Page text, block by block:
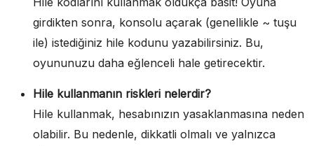
girdikten sonra, konsolu açarak (genellikle ~ tuşu
ile) istediğiniz hile kodunu yazabilirsiniz. Bu,
oyununuzu daha eğlenceli hale getirecektir.
Hile kullanmanın riskleri nelerdir?
Hile kullanmak, hesabınızın yasaklanmasına neden
olabilir. Bu nedenle, dikkatli olmalı ve yalnızca